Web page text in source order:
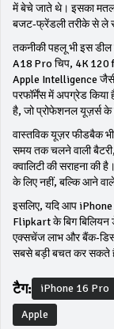
में बेचे जाते थे। इसका
बजट‑फ्रेंडली तरीके से ले
तकनीकी पहलू भी इस
A18 Pro चिप, 4K 120
Apple Intelligence
परफॉर्मेंस में अपग्रेड
है, जो प्रोफेशनल यूज़र्स के
वास्तविक यूज़र फीडबैक
समय तक चलने वाली
क्वालिटी की सराहना की
के लिए नहीं, बल्कि आने
इसलिए, यदि आप
Flipkart के बिग बिलियन
एक्सचेंज लाभ और
सबसे बड़ी बचत कर सकते
टैग: iPhone 16 Pro
Apple